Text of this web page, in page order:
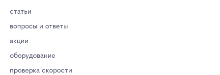
статьи
вопросы и ответы
акции
оборудование
проверка скорости